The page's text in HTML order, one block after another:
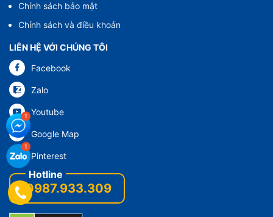
Chính sách bảo mật
Chính sách và điều khoản
LIÊN HỆ VỚI CHÚNG TÔI
Facebook
Zalo
Youtube
Google Map
Pinterest
0987.933.309